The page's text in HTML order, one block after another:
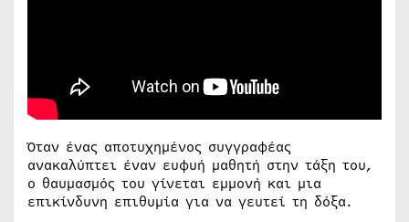
Όταν ένας αποτυχημένος συγγραφέας
ανακαλύπτει έναν ευφυή μαθητή στην τάξη του,
ο θαυμασμός του γίνεται εμμονή και μια
επικίνδυνη επιθυμία για να γευτεί τη δόξα.